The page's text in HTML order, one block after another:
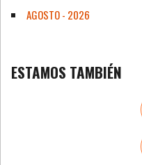
AGOSTO - 2026
ESTAMOS TAMBIÉN